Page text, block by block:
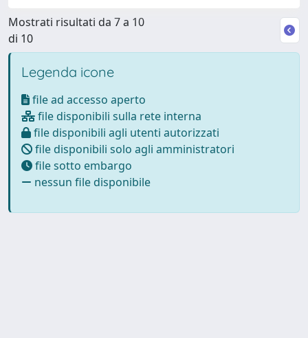
Mostrati risultati da 7 a 10
di 10
Legenda icone
file ad accesso aperto
file disponibili sulla rete interna
file disponibili agli utenti autorizzati
file disponibili solo agli amministratori
file sotto embargo
nessun file disponibile